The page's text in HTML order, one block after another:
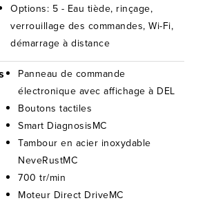
Options: 5 - Eau tiède, rinçage,
verrouillage des commandes, Wi-Fi,
démarrage à distance
Panneau de commande
électronique avec affichage à DEL
Boutons tactiles
Smart DiagnosisMC
Tambour en acier inoxydable
NeveRustMC
700 tr/min
Moteur Direct DriveMC